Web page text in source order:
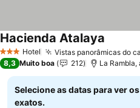
3 EstrelasHotel Vistas panorâmicas do
Hacienda Atalaya
8,3 Muito boa 212 La Rambla,
Selecione as datas para ver
exatos.